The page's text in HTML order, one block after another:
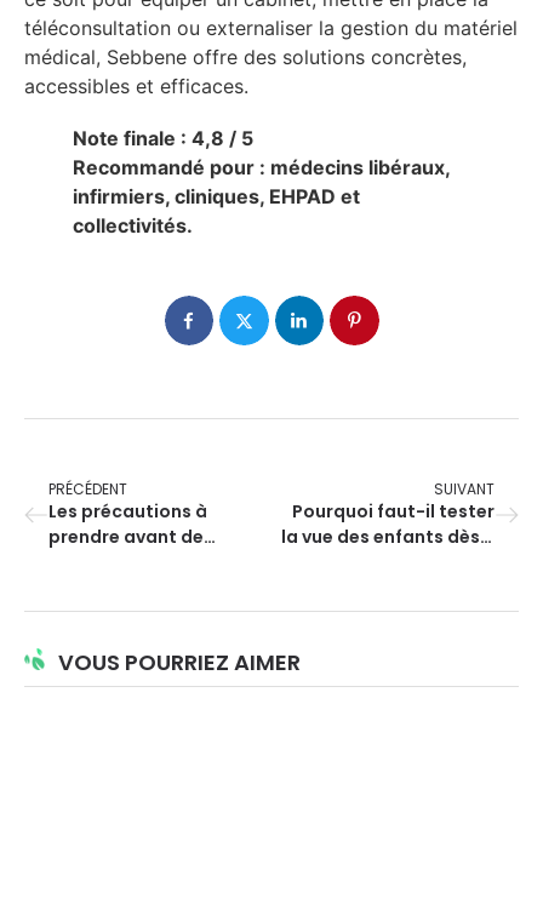
téléconsultation ou externaliser la gestion du matériel
médical, Sebbene offre des solutions concrètes,
accessibles et efficaces.
Note finale : 4,8 / 5
Recommandé pour : médecins libéraux,
infirmiers, cliniques, EHPAD et
collectivités.
PRÉCÉDENT
Les précautions à
prendre avant de
SUIVANT
Pourquoi faut-il tester
la vue des enfants dès 6
VOUS POURRIEZ AIMER